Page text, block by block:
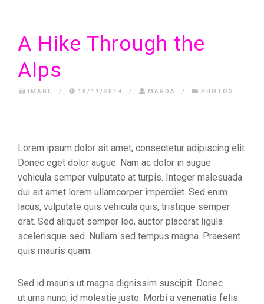
A Hike Through the
Alps
IMAGE / 10/11/2014 / MAGDA / PHOTOS
Lorem ipsum dolor sit amet, consectetur adipiscing elit.
Donec eget dolor augue. Nam ac dolor in augue
vehicula semper vulputate at turpis. Integer malesuada
dui sit amet lorem ullamcorper imperdiet. Sed enim
lacus, vulputate quis vehicula quis, tristique semper
erat. Sed aliquet semper leo, auctor placerat ligula
scelerisque sed. Nullam sed tempus magna. Praesent
quis mauris quam.
Sed id mauris ut magna dignissim suscipit. Donec
ut urna nunc, id molestie justo. Morbi a venenatis felis.